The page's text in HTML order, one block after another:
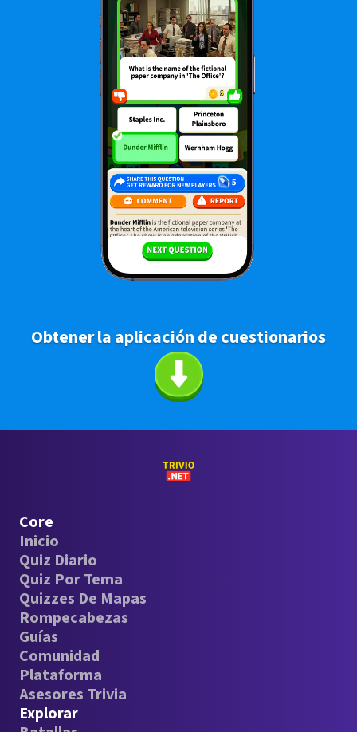
Obtener la aplicación de cuestionarios
Core
Inicio
Quiz Diario
Quiz Por Tema
Quizzes De Mapas
Rompecabezas
Guías
Comunidad
Plataforma
Asesores Trivia
Explorar